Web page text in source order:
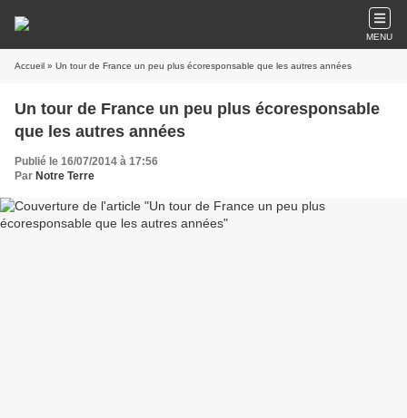
MENU
Accueil » Un tour de France un peu plus écoresponsable que les autres années
Un tour de France un peu plus écoresponsable
que les autres années
Publié le 16/07/2014 à 17:56
Par Notre Terre